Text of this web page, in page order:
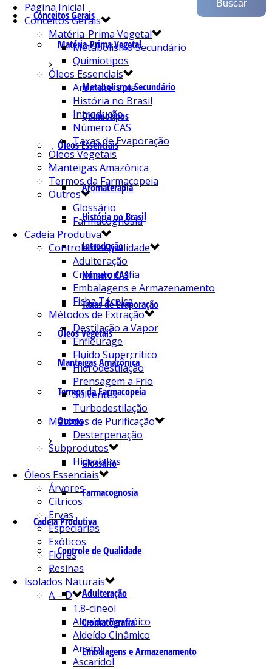
Conceitos Gerais
Matéria-Prima Vegetal
Metabolismo Secundário
Quimiotipos
Óleos Essenciais
Aromaterapia
História no Brasil
Introdução
Número CAS
Taxas de Evaporação
Óleos Vegetais
Manteigas Amazônica
Termos da Farmacopeia
Outros
Glossário
Farmacognosia
Cadeia Produtiva
Controle de Qualidade
Adulteração
Cromatografia
Embalagens e Armazenamento
Página Inicial
Conceitos Gerais
Matéria-Prima Vegetal
Metabolismo Secundário
Quimiotipos
Óleos Essenciais
Aromaterapia
História no Brasil
Introdução
Número CAS
Taxas de Evaporação
Óleos Vegetais
Manteigas Amazônica
Termos da Farmacopeia
Outros
Glossário
Farmacognosia
Cadeia Produtiva
Controle de Qualidade
Adulteração
Cromatografia
Embalagens e Armazenamento
Ficha Técnica
Métodos de Extração
Destilação a Vapor
Enfleurage
Fluído Supercrítico
Hidrodestilação
Prensagem a Frio
Solventes
Turbodestilação
Métodos de Purificação
Desterpenação
Subprodutos
Hidrolatos
Óleos Essenciais
Árvores
Cítricos
Ervas
Especiarias
Exóticos
Flores
Resinas
Isolados Naturais
A – D
1.8-cineol
Aldeído Benzóico
Aldeído Cinâmico
Anetol
Ascaridol